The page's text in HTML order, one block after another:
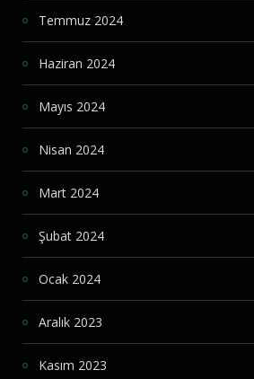
Temmuz 2024
Haziran 2024
Mayıs 2024
Nisan 2024
Mart 2024
Şubat 2024
Ocak 2024
Aralık 2023
Kasım 2023